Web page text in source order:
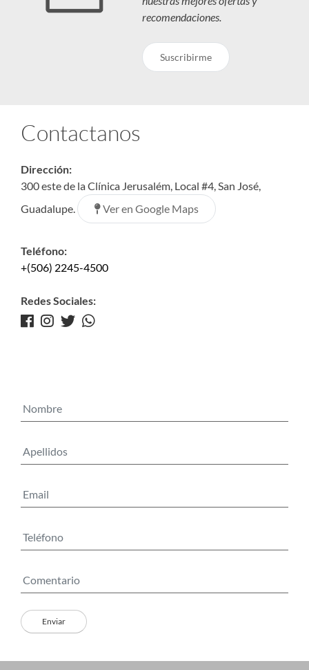
recomendaciones.
Suscribirme
Contactanos
Dirección:
300 este de la Clínica Jerusalém, Local #4, San José,
Guadalupe.
Ver en Google Maps
Teléfono:
+(506) 2245-4500
Redes Sociales: